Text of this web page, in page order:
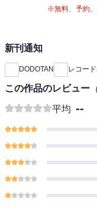
※無料、予約、
新刊通知
DODOTAN レコー
この作品のレビュー
平均 --